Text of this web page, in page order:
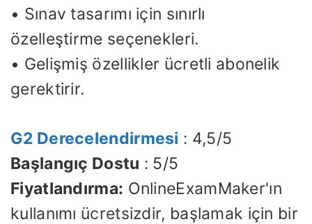
• Sınav tasarımı için sınırlı
özelleştirme seçenekleri.
• Gelişmiş özellikler ücretli abonelik
gerektirir.
G2 Derecelendirmesi : 4,5/5
Başlangıç ​​Dostu : 5/5
Fiyatlandırma: OnlineExamMaker'ın
kullanımı ücretsizdir, başlamak için bir